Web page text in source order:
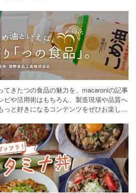
てきたつの食品の魅力を、macaroniの記事
ピや活用術はもちろん、製造現場や品質へ
っと好きになるコンテンツをぜひお楽しみ